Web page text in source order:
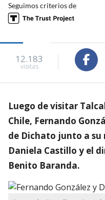
Seguimos criterios de
12.183
visitas
Luego de visitar
Chile, Fernando
de Dichato junto a
Daniela Castillo y el
Benito Baranda.